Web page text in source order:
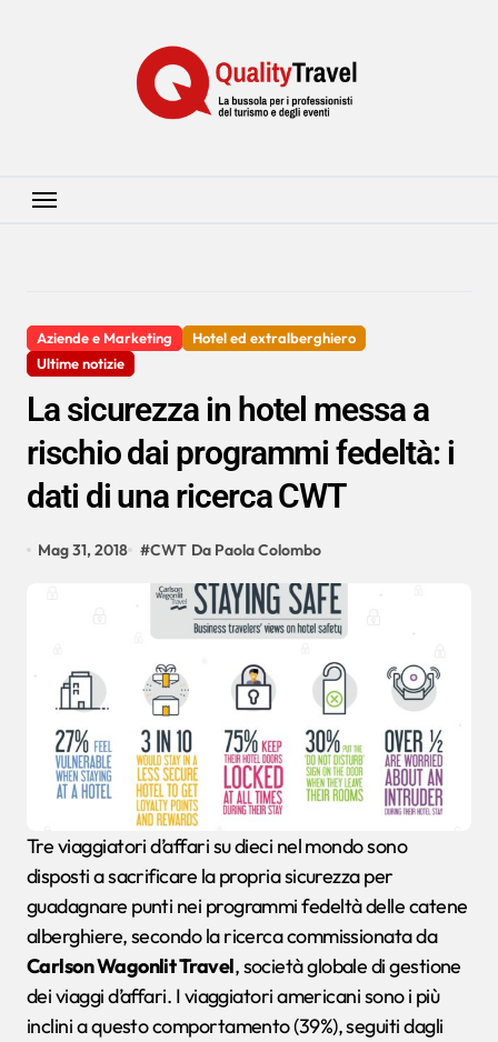
Aziende e Marketing
Hotel ed extralberghiero
Ultime notizie
La sicurezza in hotel messa a
rischio dai programmi fedeltà: i
dati di una ricerca CWT
Mag 31, 2018 #CWT Da Paola Colombo
Tre viaggiatori d’affari su dieci nel mondo sono
disposti a sacrificare la propria sicurezza per
guadagnare punti nei programmi fedeltà delle catene
alberghiere, secondo la ricerca commissionata da
Carlson Wagonlit Travel, società globale di gestione
dei viaggi d’affari. I viaggiatori americani sono i più
inclini a questo comportamento (39%), seguiti dagli